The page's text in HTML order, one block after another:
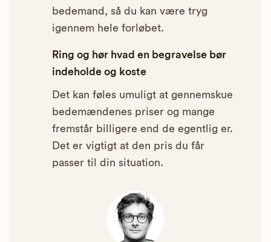
bedemand, så du kan være tryg
igennem hele forløbet.
Ring og hør hvad en begravelse bør
indeholde og koste
Det kan føles umuligt at gennemskue
bedemændenes priser og mange
fremstår billigere end de egentlig er.
Det er vigtigt at den pris du får
passer til din situation.